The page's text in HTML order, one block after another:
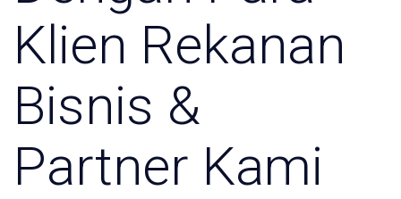
Klien Rekanan
Bisnis &
Partner Kami